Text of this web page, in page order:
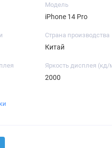
Модель
iPhone 14 Pro
Страна производства
Китай
Яркость дисплея (кд/
2000